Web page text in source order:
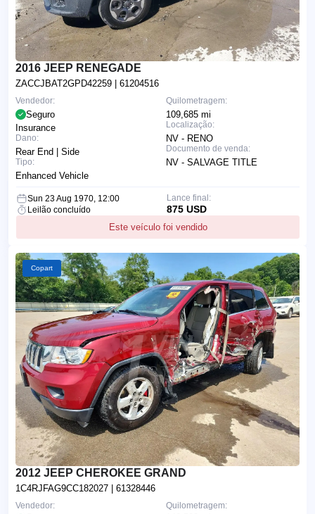
2016 JEEP RENEGADE
ZACCJBAT2GPD42259 | 61204516
Quilometragem:
109,685 mi
Localização:
NV - RENO
Documento de venda:
NV - SALVAGE TITLE
Vendedor:
Seguro
Insurance
Dano:
Rear End | Side
Tipo:
Enhanced Vehicle
Sun 23 Aug 1970, 12:00
Leilão concluído
Este veículo foi vendido
Lance final:
875 USD
Copart
2012 JEEP CHEROKEE GRAND
1C4RJFAG9CC182027 | 61328446
Quilometragem:
Vendedor: